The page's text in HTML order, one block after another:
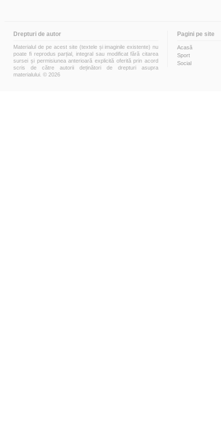
Drepturi de autor
Materialul de pe acest site (textele și imaginile existente) nu
poate fi reprodus parțial, integral sau modificat fără citarea
sursei și permisiunea anterioară explicită oferită prin acord
scris de către autorii deținători de drepturi asupra
materialului. © 2026
Pagini pe site
Acasă
Sport
Social